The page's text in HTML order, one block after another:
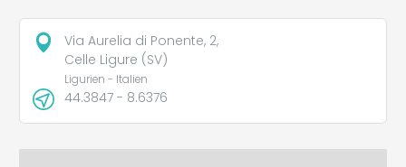
Via Aurelia di Ponente, 2,
Celle Ligure (SV)
Ligurien - Italien
44.3847 - 8.6376